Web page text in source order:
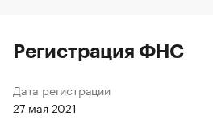
Регистрация ФНС
Дата регистрации
27 мая 2021